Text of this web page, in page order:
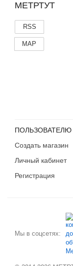
МЕТРТУТ
RSS
MAP
ПОЛЬЗОВАТЕЛЮ
Создать магазин
Личный кабинет
Регистрация
Мы в соцсетях: